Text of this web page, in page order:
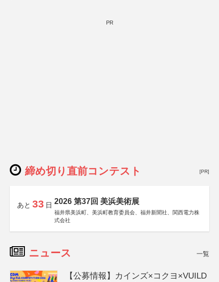
PR
締め切り直前コンテスト [PR]
あと 33 日 2026 第37回 美浜美術展
福井県美浜町、美浜町教育委員会、福井新聞社、関西電力株
式会社
ニュース 一覧
【公募情報】カインズ×コクヨ×VUILD